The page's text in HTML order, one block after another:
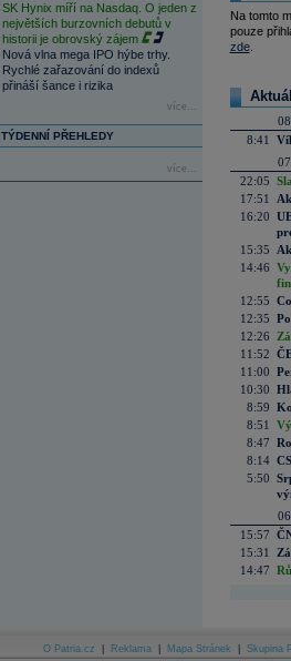
SK Hynix míří na Nasdaq. O jeden z
největších burzovních debutů v
historii je obrovský zájem
Nová vlna mega IPO hýbe trhy.
Rychlé zařazování do indexů
přináší šance i rizika
více...
TÝDENNÍ PŘEHLEDY
více...
Na tomto
pouze
zde.
8:41
22:05
17:51
16:20
15:35
14:46
12:55
12:35
12:26
11:52
11:00
10:30
8:59
8:51
8:47
8:14
5:50
15:57
15:31
14:47
O Patria.cz Reklama Mapa Stránek Skupina